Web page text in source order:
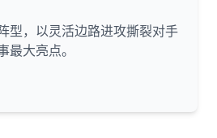
型，以灵活边路进攻撕裂对手
最大亮点。